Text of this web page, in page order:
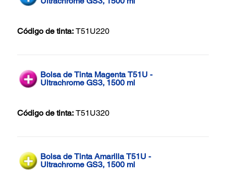
Código de tinta: T51U220
Bolsa de Tinta Magenta T51U -
Ultrachrome GS3, 1500 ml
Código de tinta: T51U320
Bolsa de Tinta Amarilla T51U -
Ultrachrome GS3, 1500 ml